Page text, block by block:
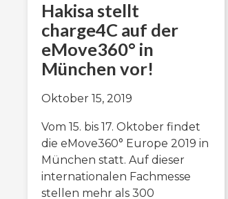
Hakisa stellt
charge4C auf der
eMove360° in
München vor!
Oktober 15, 2019
Vom 15. bis 17. Oktober findet
die eMove360° Europe 2019 in
München statt. Auf dieser
internationalen Fachmesse
stellen mehr als 300